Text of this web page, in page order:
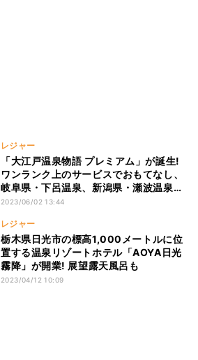
レジャー
「大江戸温泉物語 プレミアム」が誕生!
ワンランク上のサービスでおもてなし、
岐阜県・下呂温泉、新潟県・瀬波温泉、
兵庫県・城崎温泉の宿でスタート
2023/06/02 13:44
レジャー
栃木県日光市の標高1,000メートルに位
置する温泉リゾートホテル「AOYA日光
霧降」が開業! 展望露天風呂も
2023/04/12 10:09